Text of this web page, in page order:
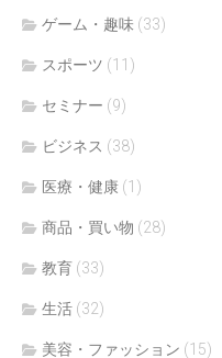
ゲーム・趣味 (33)
スポーツ (11)
セミナー (9)
ビジネス (38)
医療・健康 (1)
商品・買い物 (28)
教育 (33)
生活 (32)
美容・ファッション (15)